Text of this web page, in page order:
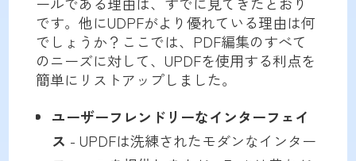
です。他にUDPFがより優れている理由は何
でしょうか？ここでは、PDF編集のすべて
のニーズに対して、UPDFを使用する利点を
簡単にリストアップしました。
ユーザーフレンドリーなインターフェイ
ス - UPDFは洗練されたモダンなインター